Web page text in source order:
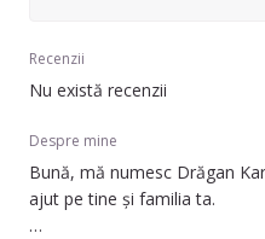
Recenzii
Nu există recenzii
Despre mine
Bună, mă numesc Drăgan Karla, și sunt
ajut pe tine și familia ta.